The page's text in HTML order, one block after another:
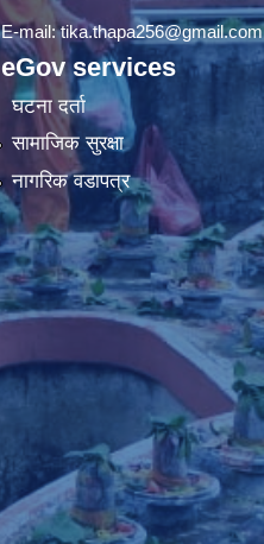
E-mail:tika.thapa256@gmail.com
eGov services
घटना दर्ता
सामाजिक सुरक्षा
नागरिक वडापत्र